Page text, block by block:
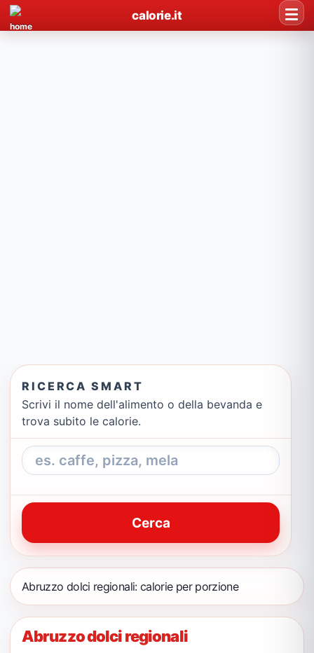
calorie.it
RICERCA SMART
Scrivi il nome dell'alimento o della bevanda e
trova subito le calorie.
Cerca
Abruzzo dolci regionali: calorie per porzione
Abruzzo dolci regionali